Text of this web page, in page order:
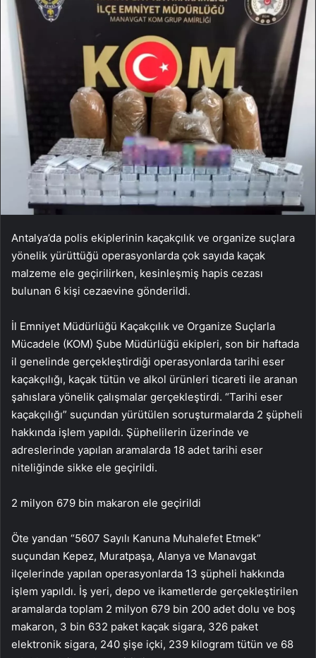
Antalya’da polis ekiplerinin kaçakçılık ve organize suçlara
yönelik yürüttüğü operasyonlarda çok sayıda kaçak
malzeme ele geçirilirken, kesinleşmiş hapis cezası
bulunan 6 kişi cezaevine gönderildi.
İl Emniyet Müdürlüğü Kaçakçılık ve Organize Suçlarla
Mücadele (KOM) Şube Müdürlüğü ekipleri, son bir haftada
il genelinde gerçekleştirdiği operasyonlarda tarihi eser
kaçakçılığı, kaçak tütün ve alkol ürünleri ticareti ile aranan
şahıslara yönelik çalışmalar gerçekleştirdi. “Tarihi eser
kaçakçılığı” suçundan yürütülen soruşturmalarda 2 şüpheli
hakkında işlem yapıldı. Şüphelilerin üzerinde ve
adreslerinde yapılan aramalarda 18 adet tarihi eser
niteliğinde sikke ele geçirildi.
2 milyon 679 bin makaron ele geçirildi
Öte yandan “5607 Sayılı Kanuna Muhalefet Etmek”
suçundan Kepez, Muratpaşa, Alanya ve Manavgat
ilçelerinde yapılan operasyonlarda 13 şüpheli hakkında
işlem yapıldı. İş yeri, depo ve ikametlerde gerçekleştirilen
aramalarda toplam 2 milyon 679 bin 200 adet dolu ve boş
makaron, 3 bin 632 paket kaçak sigara, 326 paket
elektronik sigara, 240 şişe içki, 239 kilogram tütün ve 68